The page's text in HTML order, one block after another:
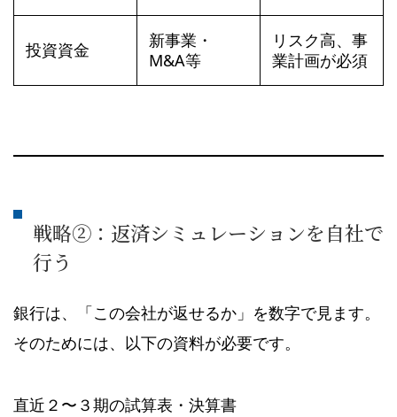
投資資金
新事業・
M&A等
リスク高、事
業計画が必須
戦略②：返済シミュレーションを自社で
行う
銀行は、「この会社が返せるか」を数字で見ます。
そのためには、以下の資料が必要です。
直近２〜３期の試算表・決算書